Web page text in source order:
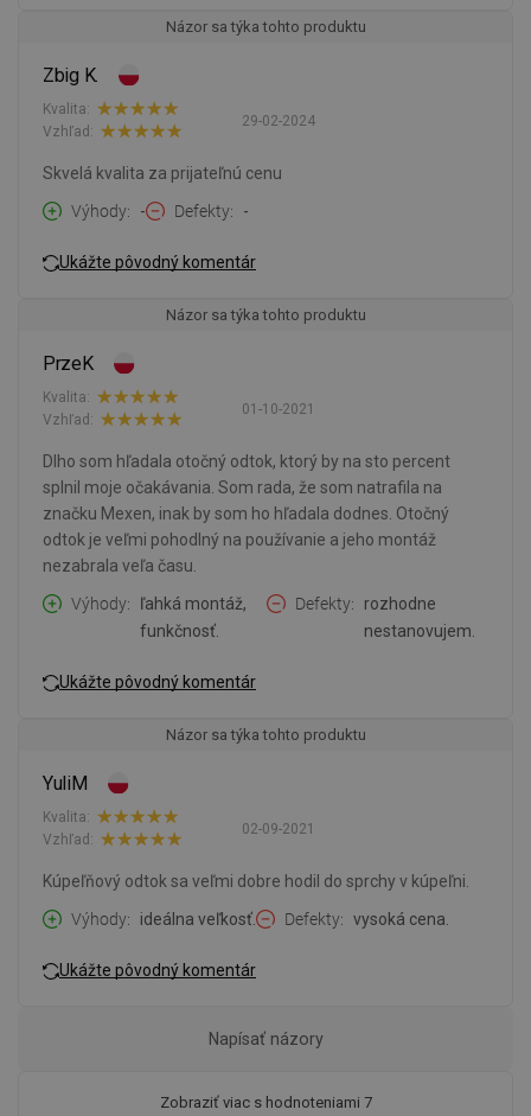
Názor sa týka tohto produktu
Zbig K.
29-02-2024
Kvalita:
Vzhľad:
Skvelá kvalita za prijateľnú cenu
Výhody
- Defekty -
Ukážte pôvodný komentár
Názor sa týka tohto produktu
PrzeK
01-10-2021
Kvalita:
Vzhľad:
Dlho som hľadala otočný odtok, ktorý by na sto percent
splnil moje očakávania. Som rada, že som natrafila na
značku Mexen, inak by som ho hľadala dodnes. Otočný
odtok je veľmi pohodlný na používanie a jeho montáž
nezabrala veľa času.
Výhody
ľahká montáž,
funkčnosť.
Defekty
rozhodne
nestanovujem.
Ukážte pôvodný komentár
Názor sa týka tohto produktu
YuliM
02-09-2021
Kvalita:
Vzhľad:
Kúpeľňový odtok sa veľmi dobre hodil do sprchy v kúpeľni.
Výhody
ideálna veľkosť. Defekty vysoká cena.
Ukážte pôvodný komentár
Zobraziť viac s hodnoteniami 7
Napísať názory